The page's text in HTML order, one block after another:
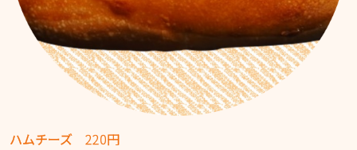
ハムチーズ 220円